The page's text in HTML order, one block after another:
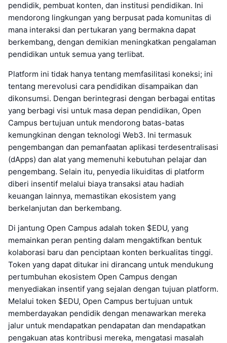
pendidik, pembuat konten, dan institusi pendidikan. Ini
mendorong lingkungan yang berpusat pada komunitas di
mana interaksi dan pertukaran yang bermakna dapat
berkembang, dengan demikian meningkatkan pengalaman
pendidikan untuk semua yang terlibat.
Platform ini tidak hanya tentang memfasilitasi koneksi; ini
tentang merevolusi cara pendidikan disampaikan dan
dikonsumsi. Dengan berintegrasi dengan berbagai entitas
yang berbagi visi untuk masa depan pendidikan, Open
Campus bertujuan untuk mendorong batas-batas
kemungkinan dengan teknologi Web3. Ini termasuk
pengembangan dan pemanfaatan aplikasi terdesentralisasi
(dApps) dan alat yang memenuhi kebutuhan pelajar dan
pengembang. Selain itu, penyedia likuiditas di platform
diberi insentif melalui biaya transaksi atau hadiah
keuangan lainnya, memastikan ekosistem yang
berkelanjutan dan berkembang.
Di jantung Open Campus adalah token $EDU, yang
memainkan peran penting dalam mengaktifkan bentuk
kolaborasi baru dan penciptaan konten berkualitas tinggi.
Token yang dapat ditukar ini dirancang untuk mendukung
pertumbuhan ekosistem Open Campus dengan
menyediakan insentif yang sejalan dengan tujuan platform.
Melalui token $EDU, Open Campus bertujuan untuk
memberdayakan pendidik dengan menawarkan mereka
jalur untuk mendapatkan pendapatan dan mendapatkan
pengakuan atas kontribusi mereka, mengatasi masalah